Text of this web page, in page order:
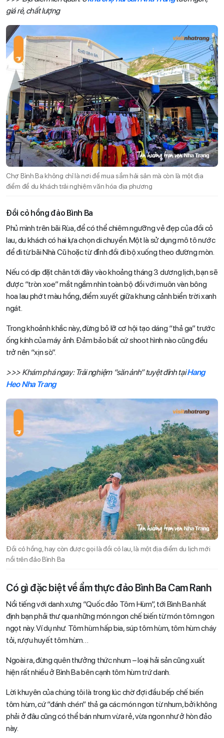
giá rẻ, chất lượng
Chợ Bình Ba không chỉ là nơi để mua sắm hải sản mà còn là một địa
điểm để du khách trải nghiệm văn hóa địa phương
Đồi cỏ hồng đảo Bình Ba
Phủ mình trên bãi Rùa, để có thể chiêm ngưỡng vẻ đẹp của đồi cỏ
lau, du khách có hai lựa chọn di chuyển. Một là sử dụng mô tô nước
để đi từ bãi Nhà Cũ hoặc từ đỉnh đồi đi bộ xuống theo đường mòn.
Nếu có dịp đặt chân tới đây vào khoảng tháng 3 dương lịch, bạn sẽ
được “tròn xoe” mắt ngắm nhìn toàn bộ đồi với muôn vàn bông
hoa lau phớt màu hồng, điểm xuyết giữa khung cảnh biển trời xanh
ngát.
Trong khoảnh khắc này, đừng bỏ lỡ cơ hội tạo dáng “thả ga” trước
ống kính của máy ảnh. Đảm bảo bất cứ shoot hình nào cũng đều
trở nên “xịn sò”.
>>> Khám phá ngay: Trải nghiệm “săn ảnh” tuyệt đỉnh tạiHang
Heo Nha Trang
Đồi cỏ hồng, hay còn được gọi là đồi cỏ lau, là một địa điểm du lịch mới
nổi trên đảo Bình Ba
Có gì đặc biệt về ẩm thực đảo Bình Ba Cam Ranh
Nổi tiếng với danh xưng “Quốc đảo Tôm Hùm”, tới Bình Ba nhất
định bạn phải thư qua những món ngon chế biến từ món tôm ngon
ngọt này. Ví dụ như: Tôm hùm hấp bia, súp tôm hùm, tôm hùm cháy
tỏi, rượu huyết tôm hùm…
Ngoài ra, đừng quên thưởng thức nhum – loại hải sản cũng xuất
hiện rất nhiều ở Bình Ba bên cạnh tôm hùm trứ danh.
Lời khuyên của chúng tôi là trong lúc chờ đợi đầu bếp chế biến
tôm hùm, cứ “đánh chén” thả ga các món ngon từ nhum, bởi không
phải ở đâu cũng có thể bán nhum vừa rẻ, vừa ngon như ở hòn đảo
này.